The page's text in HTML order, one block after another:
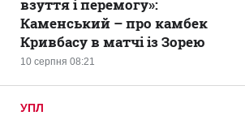
10 серпня 08:21
взуття і перемогу»:
Каменський – про камбек
Кривбасу в матчі із Зорею
УПЛ